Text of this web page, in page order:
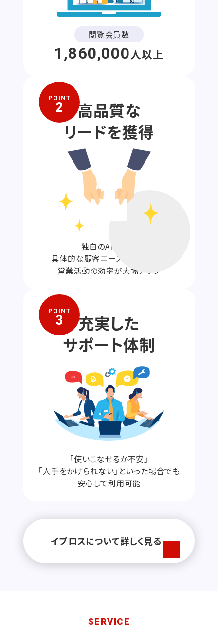
閲覧会員数
1,860,000人以上
POINT
2
高品質な
リードを獲得
独自のAI技術で
具体的な顧客ニーズを捉えられ、
営業活動の効率が大幅アップ
POINT
3
充実した
サポート体制
「使いこなせるか不安」
「人手をかけられない」といった場合でも
安心して利用可能
イプロスについて詳しく見る
SERVICE